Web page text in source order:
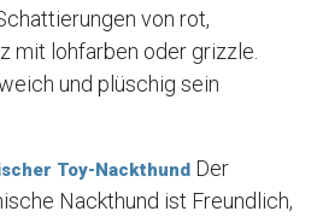
von rot,
mit lohfarben oder grizzle.
und plüschig sein
Toy-Nackthund Der
Nackthund ist Freundlich,